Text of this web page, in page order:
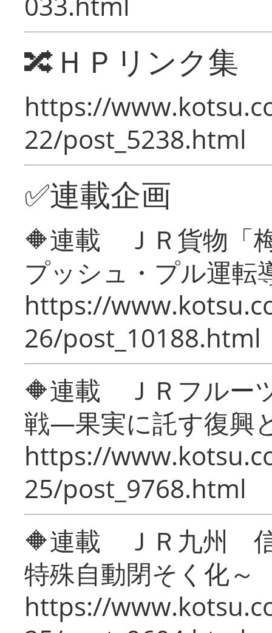
🔀ＨＰリンク集
https://
22/post_5238.html
✅連載企画
🔶連載 ＪＲ貨物「
プッシュ・プル運転
https://
26/post_10188.html
🔶連載 ＪＲフルー
戦―果実に託す復興
https://
25/post_9768.html
🔶連載 ＪＲ九州 信
特殊自動閉そく化～
https://